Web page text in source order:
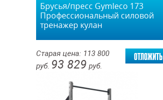
Брусья/пресс Gymleco 173
Профессиональный силовой
тренажер кулан
Старая цена: 113 800
руб. 93 829 руб.
отложить